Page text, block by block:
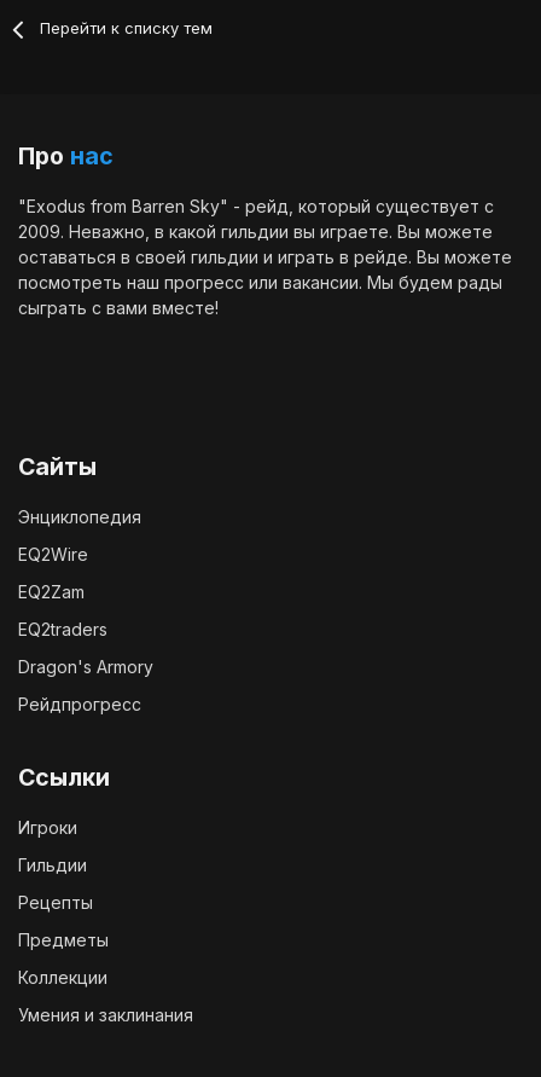
Перейти к списку тем
Про нас
"Exodus from Barren Sky" - рейд, который существует с
2009. Неважно, в какой гильдии вы играете. Вы можете
оставаться в своей гильдии и играть в рейде. Вы можете
посмотреть наш прогресс или вакансии. Мы будем рады
сыграть с вами вместе!
Сайты
Энциклопедия
EQ2Wire
EQ2Zam
EQ2traders
Dragon's Armory
Рейдпрогресс
Ссылки
Игроки
Гильдии
Рецепты
Предметы
Коллекции
Умения и заклинания